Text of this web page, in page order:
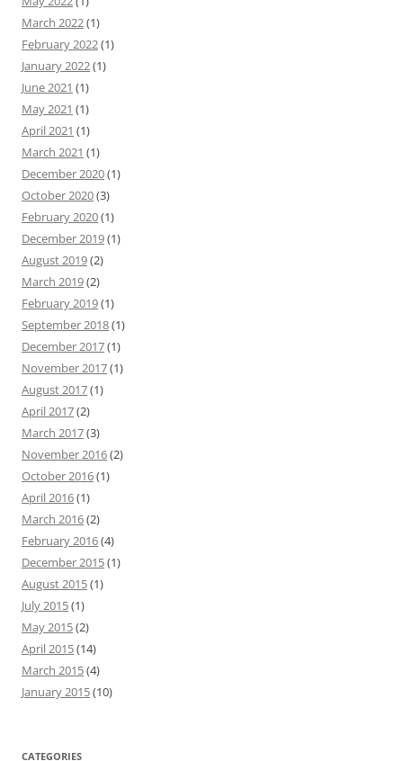
March 2022(1)
February 2022(1)
January 2022(1)
June 2021 (1)
May 2021 (1)
April 2021 (1)
March 2021 (1)
December 2020(1)
October 2020(3)
February 2020(1)
December 2019(1)
August 2019(2)
March 2019(2)
February 2019(1)
September 2018(1)
December 2017(1)
November 2017(1)
August 2017(1)
April 2017(2)
March 2017(3)
November 2016(2)
October 2016(1)
April 2016(1)
March 2016(2)
February 2016(4)
December 2015(1)
August 2015(1)
July 2015(1)
May 2015(2)
April 2015(14)
March 2015(4)
January 2015(10)
CATEGORIES